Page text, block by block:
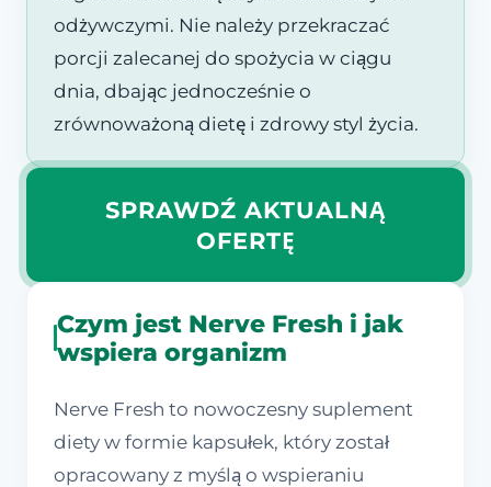
odżywczymi. Nie należy przekraczać
porcji zalecanej do spożycia w ciągu
dnia, dbając jednocześnie o
zrównoważoną dietę i zdrowy styl życia.
SPRAWDŹ AKTUALNĄ
OFERTĘ
Czym jest Nerve Fresh i jak
wspiera organizm
Nerve Fresh to nowoczesny suplement
diety w formie kapsułek, który został
opracowany z myślą o wspieraniu